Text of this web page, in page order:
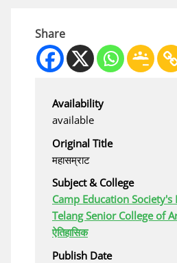
Share
Availability
available
Original Title
महासम्राट
Subject & College
Camp Education
Telang Senior College of
ऐतिहासिक
Publish Date